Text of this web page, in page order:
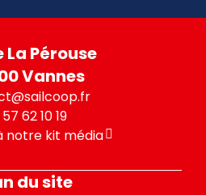
La Pérouse
Vannes
62 10 19
notre kit média
du site